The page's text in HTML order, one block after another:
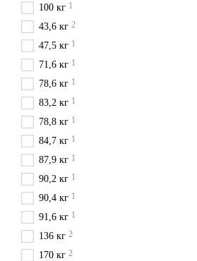
100 кг 1
43,6 кг 2
47,5 кг 1
71,6 кг 1
78,6 кг 1
83,2 кг 1
78,8 кг 1
84,7 кг 1
87,9 кг 1
90,2 кг 1
90,4 кг 1
91,6 кг 1
136 кг 2
170 кг 2